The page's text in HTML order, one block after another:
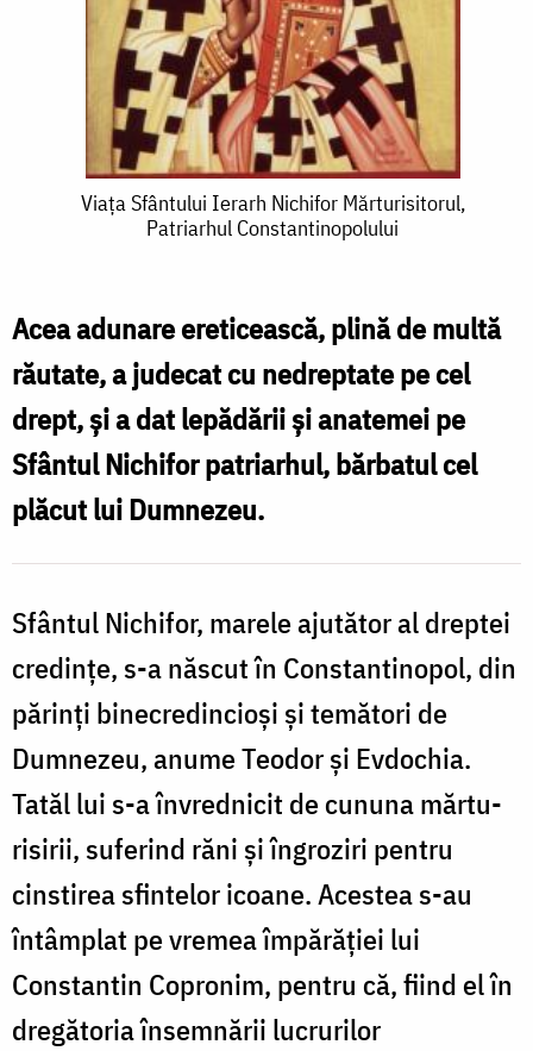
Viața
Nichifor
Mărturisitorul,
Patriarhul
Constantinopolului
Viața Sfântului Ierarh Nichifor Mărturisitorul,
Patriarhul Constantinopolului
Acea adunare ereticească, plină de multă
răutate, a judecat cu nedreptate pe cel
drept, și a dat lepădării și anatemei pe
Sfântul Nichifor patriarhul, bărbatul cel
plăcut lui Dumnezeu.
Sfântul Nichifor, marele ajutător al dreptei
credințe, s-a născut în Constantinopol, din
părinți binecredincioși și temători de
Dumnezeu, anume Teodor și Evdochia.
Tatăl lui s-a învrednicit de cununa mărtu­
risirii, suferind răni și îngroziri pentru
cinstirea sfintelor icoane. Acestea s-au
întâmplat pe vremea împărăției lui
Constantin Copronim, pentru că, fiind el în
dregătoria însemnării lucrurilor